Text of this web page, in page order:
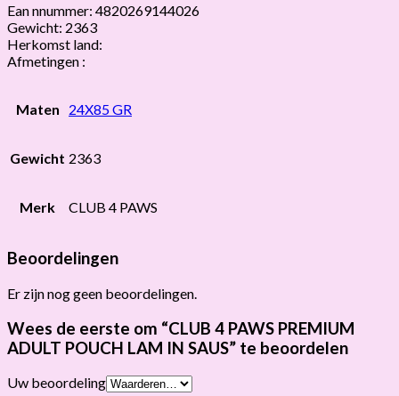
Ean nnummer: 4820269144026
Gewicht: 2363
Herkomst land:
Afmetingen :
Maten 24X85 GR
Gewicht 2363
Merk CLUB 4 PAWS
Beoordelingen
Er zijn nog geen beoordelingen.
Wees de eerste om “CLUB 4 PAWS PREMIUM
ADULT POUCH LAM IN SAUS” te beoordelen
Uw beoordeling